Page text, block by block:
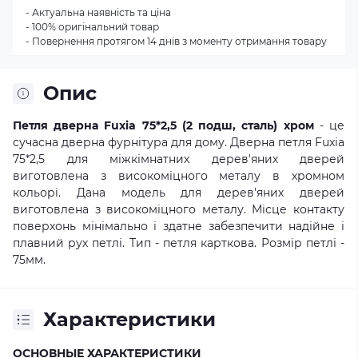
Опис
Петля дверна Fuxia 75*2,5 (2 подш, сталь) хром- це
сучасна дверна фурнітура для дому. Дверна петля Fuxia
75*2,5 для міжкімнатних дерев'яних дверей
виготовлена з високоміцного металу в хромном
кольорі. Дана модель для дерев'яних дверей
виготовлена з високоміцного металу. Місце контакту
поверхонь мінімально і здатне забезпечити надійне і
плавний рух петлі. Тип - петля карткова. Розмір петлі -
75мм.
Характеристики
ОСНОВНЫЕ ХАРАКТЕРИСТИКИ
- Актуальна наявність та ціна
- 100% оригінальний товар
- Повернення протягом 14 днів з моменту отримання товару